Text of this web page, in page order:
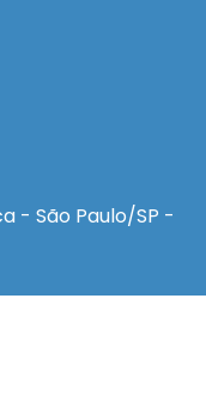
- São Paulo/SP -